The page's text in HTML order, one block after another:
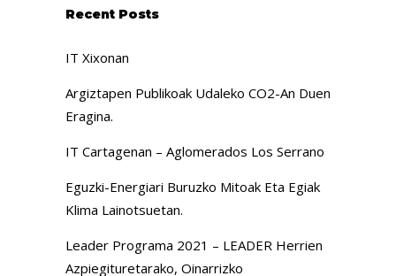
Recent Posts
IT Xixonan
Argiztapen Publikoak Udaleko CO2-An Duen
Eragina.
IT Cartagenan – Aglomerados Los Serrano
Eguzki-Energiari Buruzko Mitoak Eta Egiak
Klima Lainotsuetan.
Leader Programa 2021 – LEADER Herrien
Azpiegituretarako, Oinarrizko